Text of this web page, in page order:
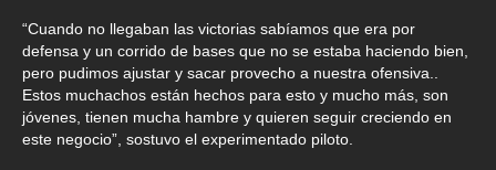
“Cuando no llegaban las victorias sabíamos que era por
defensa y un corrido de bases que no se estaba haciendo bien,
pero pudimos ajustar y sacar provecho a nuestra ofensiva..
Estos muchachos están hechos para esto y mucho más, son
jóvenes, tienen mucha hambre y quieren seguir creciendo en
este negocio”, sostuvo el experimentado piloto.